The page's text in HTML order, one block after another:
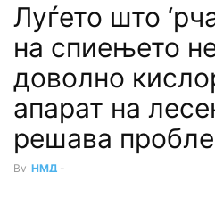
Луѓето што
на спиењето
доволно
апарат на
решава
By НМД -